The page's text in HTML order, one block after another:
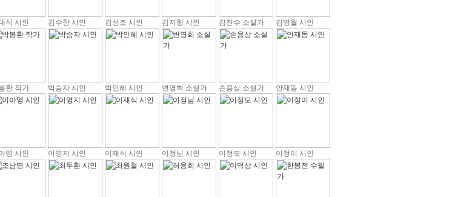
식 시인 김수창 시인 김성조 시인 김지향 시인 김진수 소설가 김영월 시인
환 작가 박승자 시인 박인혜 시인 변영희 소설가 손용상 소설가 안재동 시인
영 시인 이영지 시인 이재식 시인 이정님 시인 이정모 시인 이정이 시인